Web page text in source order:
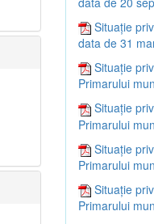
Situație
data de 31
Situație
Primarului
Situație
Primarului
Situație
Primarului
Situație
Primarului